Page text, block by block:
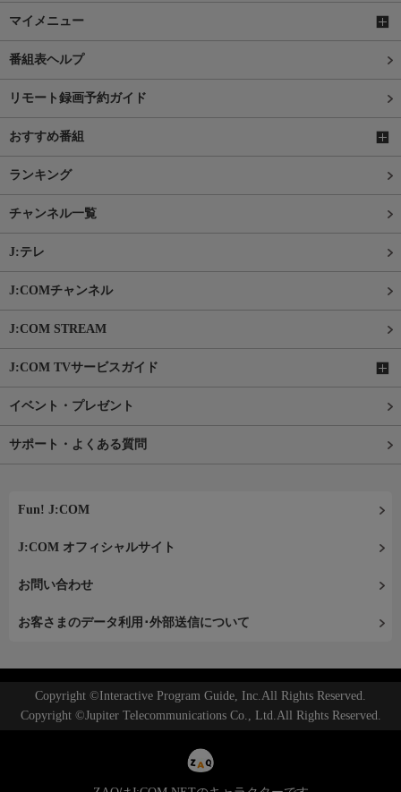
マイメニュー
番組表ヘルプ
リモート録画予約ガイド
おすすめ番組
ランキング
チャンネル一覧
J:テレ
J:COMチャンネル
J:COM STREAM
J:COM TVサービスガイド
イベント・プレゼント
サポート・よくある質問
Fun! J:COM
J:COM オフィシャルサイト
お問い合わせ
お客さまのデータ利用･外部送信について
Copyright ©Interactive Program Guide, Inc.All Rights Reserved.
Copyright ©Jupiter Telecommunications Co., Ltd.All Rights Reserved.